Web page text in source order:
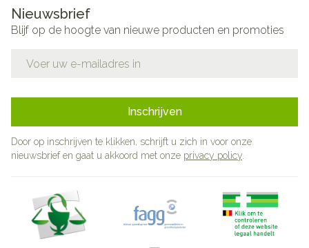
Nieuwsbrief
Blijf op de hoogte van nieuwe producten en promoties
Inschrijven
Door op inschrijven te klikken, schrijft u zich in voor onze
nieuwsbrief en gaat u akkoord met onze privacy policy